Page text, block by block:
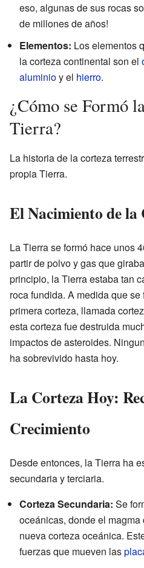
eso, algunas de sus rocas
de millones de años!
Elementos: Los elementos
la corteza continental son el
aluminioy el hierro.
¿Cómo se Formó
Tierra?
La historia de la corteza
propia Tierra.
El Nacimiento de la
La Tierra se formó hace unos
partir de polvo y gas que
principio, la Tierra estaba tan
roca fundida. A medida que
primera corteza, llamada
esta corteza fue destruida
impactos de asteroides.
ha sobrevivido hasta hoy.
La Corteza Hoy:
Crecimiento
Desde entonces, la Tierra ha
secundaria y terciaria.
Corteza Secundaria: Se
oceánicas, donde el
nueva corteza oceánica.
fuerzas que mueven las